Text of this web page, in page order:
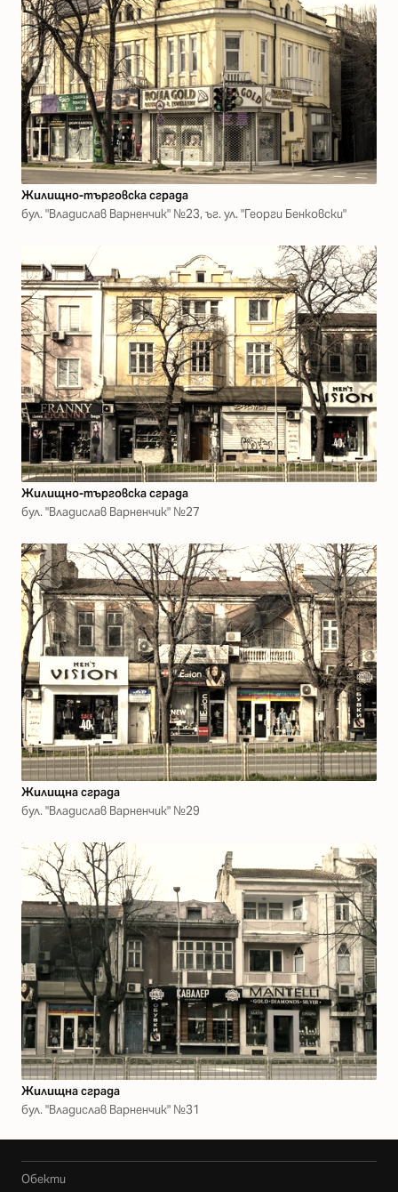
Жилищно-търговска сграда
бул. "Владислав Варненчик" №23, ъг. ул. "Георги Бенковски"
Жилищно-търговска сграда
бул. "Владислав Варненчик" №27
Жилищна сграда
бул. "Владислав Варненчик" №29
Жилищна сграда
бул. "Владислав Варненчик" №31
Обекти